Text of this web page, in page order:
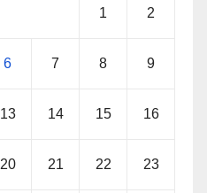
1 2
6 7 8 9
13 14 15 16
20 21 22 23